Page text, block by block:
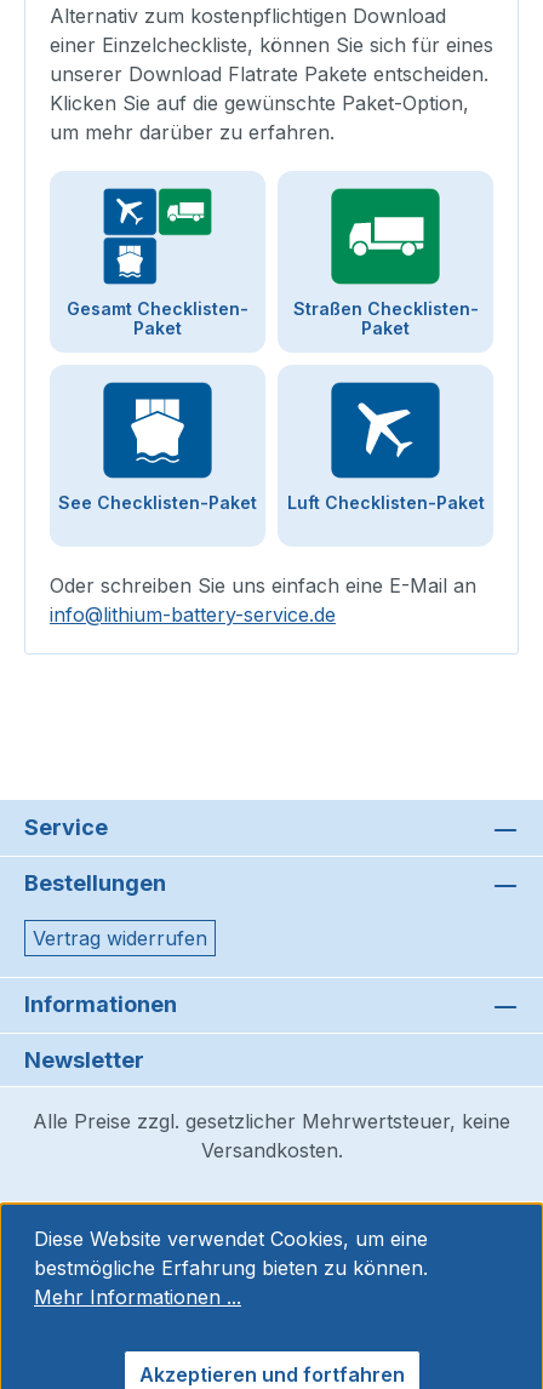
Alternativ zum kostenpflichtigen Download
einer Einzelcheckliste, können Sie sich für eines
unserer Download Flatrate Pakete entscheiden.
Klicken Sie auf die gewünschte Paket-Option,
um mehr darüber zu erfahren.
Gesamt Checklisten-
Paket
Straßen Checklisten-
Paket
See Checklisten-Paket Luft Checklisten-Paket
Oder schreiben Sie uns einfach eine E-Mail an
info@lithium-battery-service.de
Service
Bestellungen
Vertrag widerrufen
Informationen
Newsletter
Alle Preise zzgl. gesetzlicher Mehrwertsteuer, keine
Versandkosten.
Diese Website verwendet Cookies, um eine
bestmögliche Erfahrung bieten zu können.
Mehr Informationen ...
Akzeptieren und fortfahren